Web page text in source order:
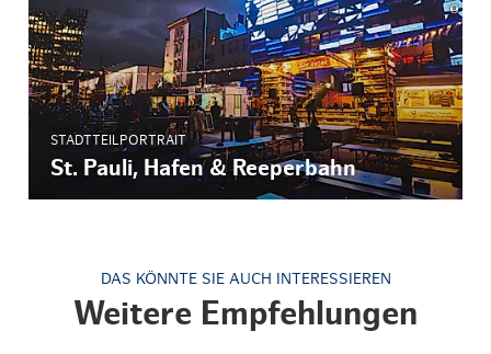
STADTTEILPORTRAIT
St. Pauli, Hafen & Reeperbahn
DAS KÖNNTE SIE AUCH INTERESSIEREN
Weitere Empfehlungen